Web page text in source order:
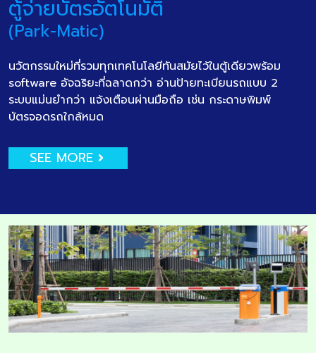
ตู้จ่ายบัตรอัตโนมัติ
(Park-Matic)
นวัตกรรมใหม่ที่รวมทุกเทคโนโลยีทันสมัยไว้ในตู้เดียวพร้อม
software อัจฉริยะที่ฉลาดกว่า อ่านป้ายทะเบียนรถแบบ 2
ระบบแม่นยำกว่า แจ้งเตือนผ่านมือถือ เช่น กระดาษพิมพ์
บัตรจอดรถใกล้หมด
SEE MORE